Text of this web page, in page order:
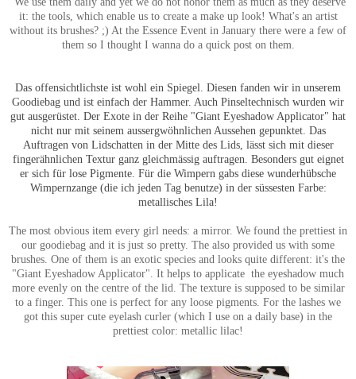
it: the tools, which enable us to create a make up look! What's an artist
without its brushes? ;) At the Essence Event in January there were a few of
them so I thought I wanna do a quick post on them.
Das offensichtlichste ist wohl ein Spiegel. Diesen fanden wir in unserem
Goodiebag und ist einfach der Hammer. Auch Pinseltechnisch wurden wir
gut ausgerüstet. Der Exote in der Reihe "Giant Eyeshadow Applicator" hat
nicht nur mit seinem aussergwöhnlichen Aussehen gepunktet. Das
Auftragen von Lidschatten in der Mitte des Lids, lässt sich mit dieser
fingerähnlichen Textur ganz gleichmässig auftragen. Besonders gut eignet
er sich für lose Pigmente. Für die Wimpern gabs diese wunderhübsche
Wimpernzange (die ich jeden Tag benutze) in der süssesten Farbe:
metallisches Lila!
The most obvious item every girl needs: a mirror. We found the prettiest in
our goodiebag and it is just so pretty. The also provided us with some
brushes. One of them is an exotic species and looks quite different: it's the
"Giant Eyeshadow Applicator". It helps to applicate the eyeshadow much
more evenly on the centre of the lid. The texture is supposed to be similar
to a finger. This one is perfect for any loose pigments. For the lashes we
got this super cute eyelash curler (which I use on a daily base) in the
prettiest color: metallic lilac!